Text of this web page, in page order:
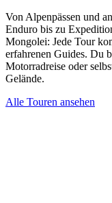
Von Alpenpässen und
Enduro bis zu
Mongolei: Jede Tour
erfahrenen Guides. Du
Motorradreise oder
Gelände.
Alle Touren ansehen